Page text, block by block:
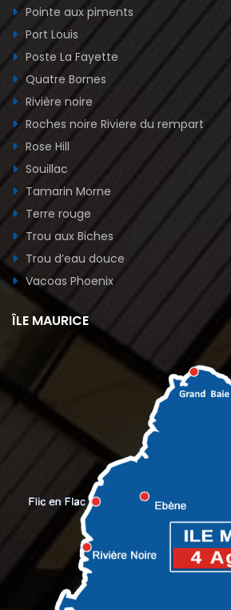
Pointe aux piments
Port Louis
Poste La Fayette
Quatre Bornes
Rivière noire
Roches noire Riviere du rempart
Rose Hill
Souillac
Tamarin Morne
Terre rouge
Trou aux Biches
Trou d’eau douce
Vacoas Phoenix
ÎLE MAURICE